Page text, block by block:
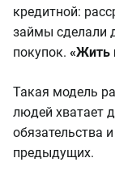
кредитной:
займы сделали
покупок. «Жить
Такая модель
людей хватает
обязательства
предыдущих.